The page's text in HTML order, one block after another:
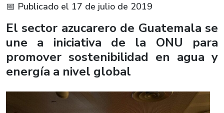
📅 Publicado el 17 de julio de 2019
El sector azucarero de Guatemala se
une a iniciativa de la ONU para
promover sostenibilidad en agua y
energía a nivel global